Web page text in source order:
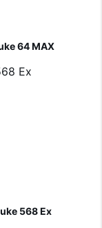
64 MAX
568 Ex